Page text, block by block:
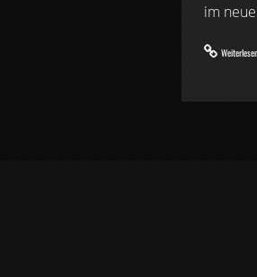
im
Weiterlesen